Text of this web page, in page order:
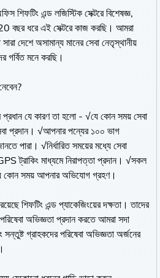
শিফটিং এন্ড লজিস্টিক সেক্টরে বিশেষজ্ঞ,
বছর ধরে এই সেক্টরে কাজ করছি। আমরা
দেশে অসামান্য মানের সেবা নেতৃস্থানীয়
গর্বিত মনে করছি।
যে কারণ তা হলো - √যে কোন সময় সেবা
প্রদান। √আপনার পন্যের ১০০ ভাগ
পারা। √নির্ধারিত সময়ের মধ্যে সেবা
ট্রাকিং মাধ্যমে নিরাপত্তা প্রদান। √সকল
কোন সময় আপনার অভিযোগ গ্রহণ।
শিফটিং এন্ড প্যাকেজিংয়ের দক্ষতা। তাদের
অভিজ্ঞতা প্রদান করতে আমরা সদা
গ্রাহকদের পরিষেবা অভিজ্ঞতা অর্জনের